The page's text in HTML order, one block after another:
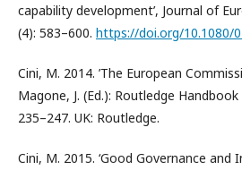
capability development’, Journal of
(4): 583–600. https://doi.org/10.1080/
Cini, M. 2014. ’The European
Magone, J. (Ed.): Routledge
235–247. UK: Routledge.
Cini, M. 2015. ‘Good Governance and